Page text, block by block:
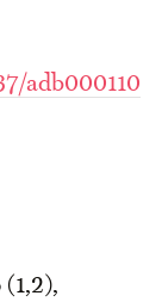
adb000110